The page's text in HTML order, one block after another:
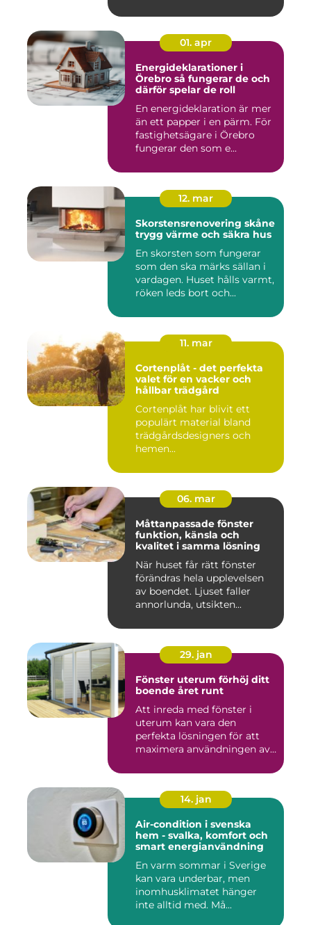
01. apr
Energideklarationer i
Örebro så fungerar de och
därför spelar de roll
En energideklaration är mer
än ett papper i en pärm. För
fastighetsägare i Örebro
fungerar den som e...
12. mar
Skorstensrenovering skåne
trygg värme och säkra hus
En skorsten som fungerar
som den ska märks sällan i
vardagen. Huset hålls varmt,
röken leds bort och...
11. mar
Cortenplåt - det perfekta
valet för en vacker och
hållbar trädgård
Cortenplåt har blivit ett
populärt material bland
trädgårdsdesigners och
hemen...
06. mar
Måttanpassade fönster
funktion, känsla och
kvalitet i samma lösning
När huset får rätt fönster
förändras hela upplevelsen
av boendet. Ljuset faller
annorlunda, utsikten...
29. jan
Fönster uterum förhöj ditt
boende året runt
Att inreda med fönster i
uterum kan vara den
perfekta lösningen för att
maximera användningen av
14. jan
Air-condition i svenska
hem - svalka, komfort och
smart energianvändning
En varm sommar i Sverige
kan vara underbar, men
inomhusklimatet hänger
inte alltid med. Må...